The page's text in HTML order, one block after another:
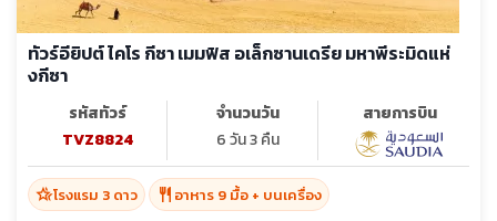
ทัวร์อียิปต์ ไคโร กีซา เมมฟิส อเล็กซานเดรีย มหาพีระมิดแห่
งกีซา
รหัสทัวร์
TVZ8824
จำนวนวัน
6 วัน 3 คืน
สายการบิน
hotel_classโรงแรม 3 ดาว restaurant อาหาร 9 มื้อ + บนเครื่อง